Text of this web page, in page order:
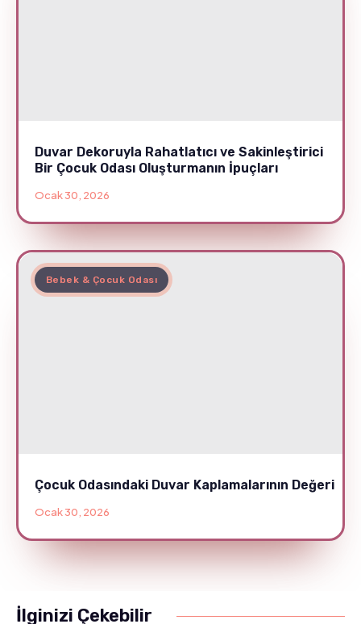
Duvar Dekoruyla Rahatlatıcı ve Sakinleştirici
Bir Çocuk Odası Oluşturmanın İpuçları
Ocak 30, 2026
Bebek & Çocuk Odası
Çocuk Odasındaki Duvar Kaplamalarının Değeri
Ocak 30, 2026
İlginizi Çekebilir